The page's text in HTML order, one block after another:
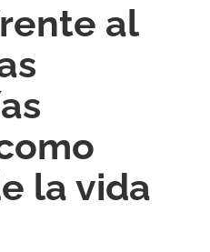
al
la vida